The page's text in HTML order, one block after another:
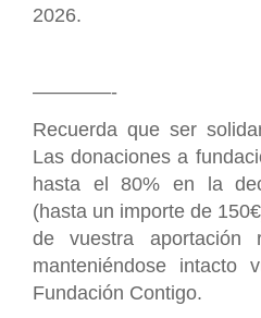
2026.
————-
Recuerda que ser
Las donaciones a
hasta el 80% en la
(hasta un importe de
de vuestra aportación
manteniéndose intacto
Fundación Contigo.